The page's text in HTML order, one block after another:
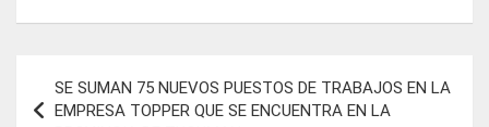
de
SE SUMAN 75 NUEVOS PUESTOS DE TRABAJOS EN LA
EMPRESA TOPPER QUE SE ENCUENTRA EN LA